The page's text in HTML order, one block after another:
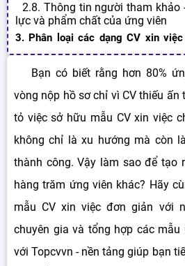
2.8. Thông tin người tham khảo
lực và phẩm chất của ứng viên
3. Phân loại các dạng CV xin
hiện nay
3.1. Phân loại CV xin việc
nghề
3.1.1. CV xin việc nhóm ngành
3.1.2. CV xin việc nhóm ngành
và quản lý
3.1.4. CV xin việc nhóm ngành y
3.1.5. CV xin việc nhóm ngành
3.1.6. Curriculum Vitae mẫu
và khách sạn
3.1.7. CV xin việc nhóm ngành
3.1.9. CV xin việc nhóm ngành
Bạn có biết rằng hơn 80%
vòng nộp hồ sơ chỉ vì CV thiếu
tỏ việc sở hữu mẫu CV xin việc
không chỉ là xu hướng mà còn
thành công. Vậy làm sao để tạo
hàng trăm ứng viên khác? Hãy
mẫu CV xin việc đơn giản với
chuyên gia và tổng hợp các mẫu
với Topcvvn - nền tảng giúp bạn